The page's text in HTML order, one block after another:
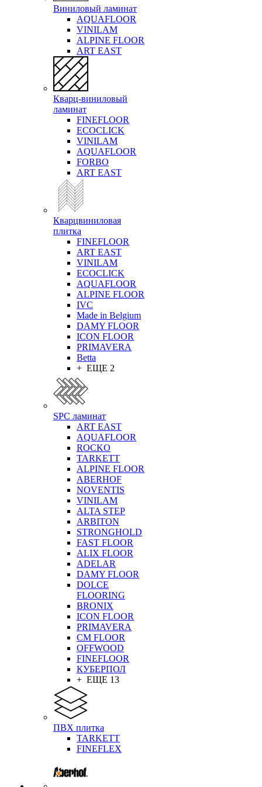
Виниловый ламинат
AQUAFLOOR
VINILAM
ALPINE FLOOR
ART EAST
Кварц-виниловый
ламинат
FINEFLOOR
ECOCLICK
VINILAM
AQUAFLOOR
FORBO
ART EAST
Кварцвиниловая
плитка
FINEFLOOR
ART EAST
VINILAM
ECOCLICK
AQUAFLOOR
ALPINE FLOOR
IVC
Made in Belgium
DAMY FLOOR
ICON FLOOR
PRIMAVERA
Betta
+ ЕЩЕ 2
SPC ламинат
ART EAST
AQUAFLOOR
ROCKO
TARKETT
ALPINE FLOOR
ABERHOF
NOVENTIS
VINILAM
ALTA STEP
ARBITON
STRONGHOLD
FAST FLOOR
ALIX FLOOR
ADELAR
DAMY FLOOR
DOLCE
FLOORING
BRONIX
ICON FLOOR
PRIMAVERA
CM FLOOR
OFFWOOD
FINEFLOOR
КУБЕРПОЛ
+ ЕЩЕ 13
ПВХ плитка
TARKETT
FINEFLEX